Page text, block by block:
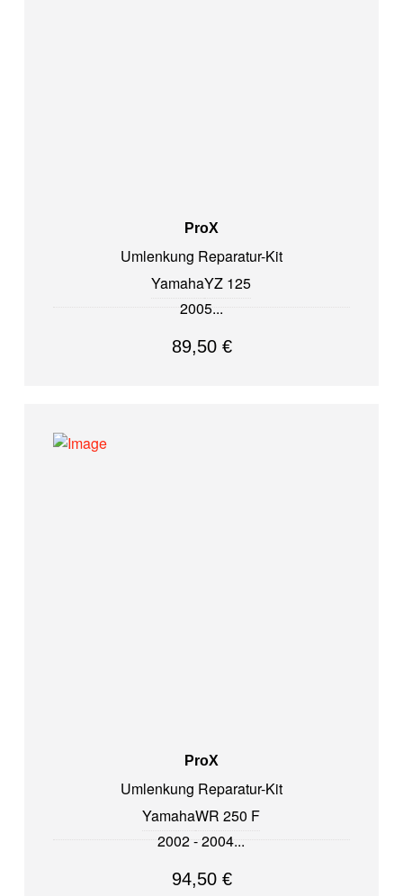
ProX
Umlenkung Reparatur-Kit
YamahaYZ 125
2005
89,50 €
ProX
Umlenkung Reparatur-Kit
YamahaWR 250 F
2002 - 2004
94,50 €